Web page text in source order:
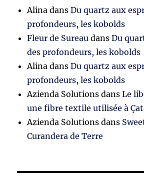
Alina dansDu quartz aux
profondeurs, les kobolds
Fleur de Sureau dansDu
des profondeurs, les kobolds
Alina dansDu quartz aux
profondeurs, les kobolds
Azienda Solutions dansLe
une fibre textile utilisée à
Azienda Solutions dans
Curandera de Terre